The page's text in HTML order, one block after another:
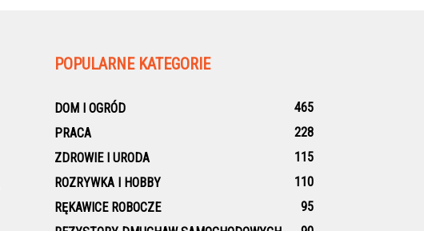
POPULARNE KATEGORIE
DOM I OGRÓD
465
PRACA
228
ZDROWIE I URODA
115
ROZRYWKA I HOBBY
110
RĘKAWICE ROBOCZE
95